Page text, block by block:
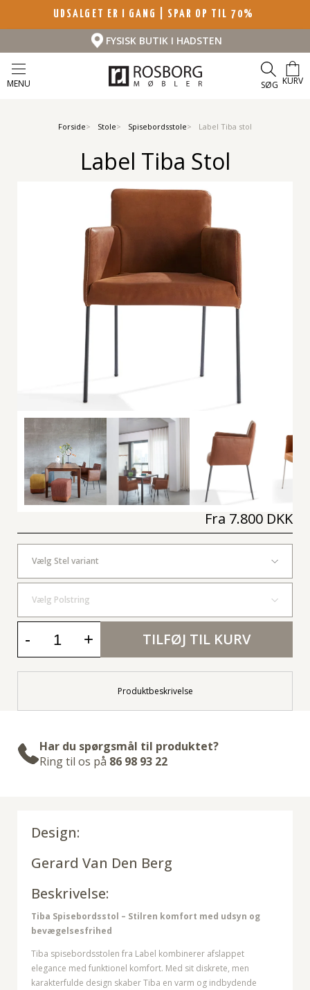
UDSALGET ER I GANG | SPAR OP TIL 70%
FYSISK BUTIK I HADSTEN
MENU SØG KURV
Forside Stole Spisebordsstole Label Tiba stol
Label Tiba Stol
Fra 7.800 DKK
Vælg Stel variant
Vælg Polstring
- + TILFØJ TIL KURV
Produktbeskrivelse
Har du spørgsmål til produktet?
Ring til os på 86 98 93 22
Design:
Gerard Van Den Berg
Beskrivelse:
Tiba Spisebordsstol – Stilren komfort med udsyn og
bevægelsesfrihed
Tiba spisebordsstolen fra Label kombinerer afslappet
elegance med funktionel komfort. Med sit diskrete, men
karakterfulde design skaber Tiba en varm og indbydende